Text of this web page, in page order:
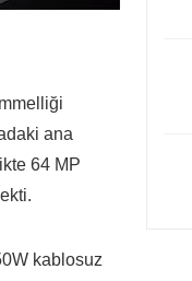
ana
64 MP
kablosuz